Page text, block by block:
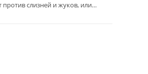
против слизней и жуков, или…